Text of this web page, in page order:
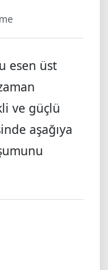
esen üst
ve güçlü
aşağıya